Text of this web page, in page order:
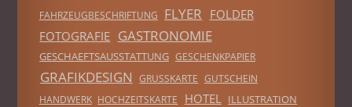
FAHRZEUGBESCHRIFTUNG
FLYER FOLDER
FOTOGRAFIE GASTRONOMIE
GESCHAEFTSAUSSTATTUNG GESCHENKPAPIER
GRAFIKDESIGN GRUSSKARTE
GUTSCHEIN
HANDWERK HOCHZEITSKARTE HOTEL ILLUSTRATION